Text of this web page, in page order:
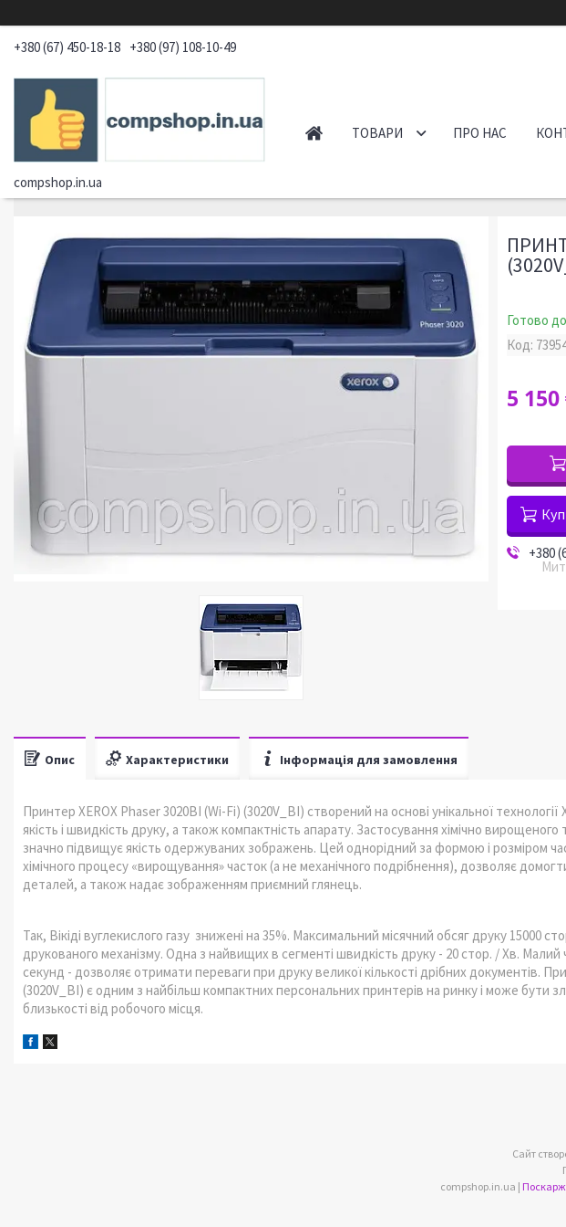
+380 (67) 450-18-18 +380 (97) 108-10-49
compshop.in.ua
ТОВАРИ ПРО НАС
Готово
Код:
5 150
+380
Опис Характеристики Інформація для замовлення
Принтер XEROX Phaser 3020BI (Wi-Fi) (3020V_BI) створений на основі унікальної
якість і швидкість друку, а також компактність апарату. Застосування хімічно
значно підвищує якість одержуваних зображень. Цей однорідний за формою і розміром
хімічного процесу «вирощування» часток (а не механічного подрібнення), дозволяє
деталей, а також надає зображенням приємний глянець.
Так, Вікіді вуглекислого газу знижені на 35%. Максимальний місячний обсяг друку 15000
друкованого механізму. Одна з найвищих в сегменті швидкість друку - 20 стор. / Хв. Малий
секунд - дозволяє отримати переваги при друку великої кількості дрібних документів.
(3020V_BI) є одним з найбільш компактних персональних принтерів на ринку і може бути
близькості від робочого місця.
Сайт
compshop.in.ua |